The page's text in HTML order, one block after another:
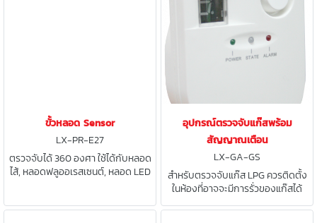
ขั้วหลอด Sensor
LX-PR-E27
ตรวจจับได้ 360 องศา ใช้ได้กับหลอด
ไส้, หลอดฟลูออเรสเซนต์, หลอด LED
อุปกรณ์ตรวจจับแก๊สพร้อม
สัญญาณเตือน
LX-GA-GS
สำหรับตรวจจับแก๊ส LPG ควรติดตั้ง
ในห้องที่อาจจะมีการรั่วของแก๊สได้
ควรติดตั้งเหนือพื้นไม่เกิน 1 เมตร และ